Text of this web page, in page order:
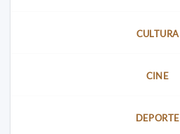
CULTURA
CINE
DEPORTE